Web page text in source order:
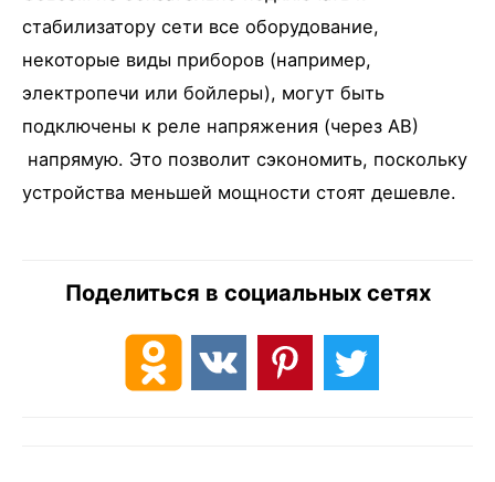
стабилизатору сети все оборудование,
некоторые виды приборов (например,
электропечи или бойлеры), могут быть
подключены к реле напряжения (через АВ)
напрямую. Это позволит сэкономить, поскольку
устройства меньшей мощности стоят дешевле.
Поделиться в социальных сетях